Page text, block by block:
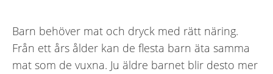
Barn behöver mat och dryck med rätt näring.
Från ett års ålder kan de flesta barn äta samma
mat som de vuxna. Ju äldre barnet blir desto mer